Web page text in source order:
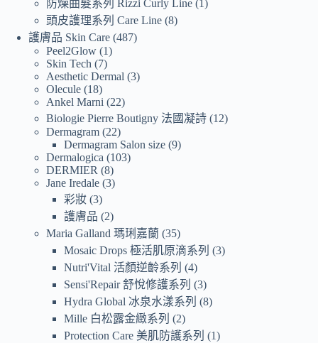
防燥曲髮系列 Rizzi Curly Line 1
頭皮護理系列 Care Line 8
護膚品 Skin Care 487
Peel2Glow 1
Skin Tech
7
Aesthetic Dermal 3
Olecule 18
Ankel Marni
22
Biologie Pierre Boutigny 法國凝詩 12
Dermagram 22
Dermagram Salon size 9
Dermalogica
103
DERMIER
8
Jane Iredale 3
彩妝 3
護膚品
2
Maria Galland 瑪琍嘉蘭 35
Mosaic Drops 極活肌原滴系列
3
Nutri'Vital 活顏逆齡系列
4
Sensi'Repair 舒悅修護系列
3
Hydra Global 冰泉水漾系列
8
Mille 白松露金緻系列
2
Protection Care 美肌防護系列
1